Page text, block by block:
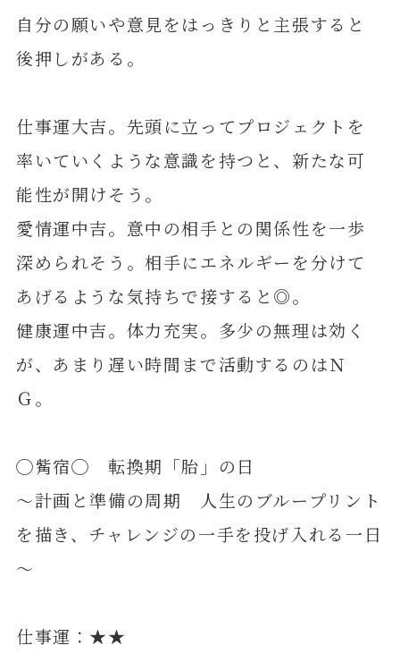
自分の願いや意見をはっきりと主張すると
後押しがある。
仕事運大吉。先頭に立ってプロジェクトを
率いていくような意識を持つと、新たな可
能性が開けそう。
愛情運中吉。意中の相手との関係性を一歩
深められそう。相手にエネルギーを分けて
あげるような気持ちで接すると◎。
健康運中吉。体力充実。多少の無理は効く
が、あまり遅い時間まで活動するのはＮ
Ｇ。
◯觜宿◯ 転換期「胎」の日
～計画と準備の周期 人生のブループリント
を描き、チャレンジの一手を投げ入れる一日
～
仕事運：★★